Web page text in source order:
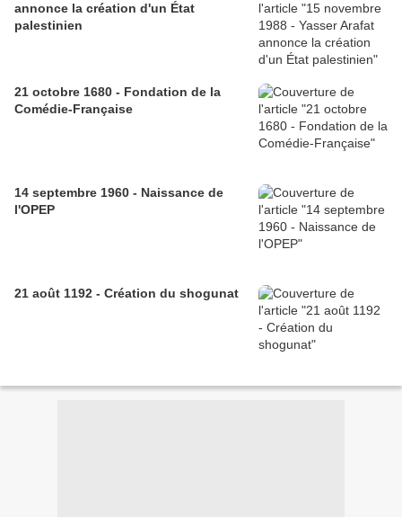
annonce la création d'un État
palestinien
21 octobre 1680 - Fondation de la
Comédie-Française
14 septembre 1960 - Naissance de
l'OPEP
21 août 1192 - Création du shogunat